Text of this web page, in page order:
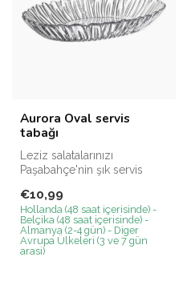
Aurora Oval servis
tabağı
Leziz salatalarınızı
Paşabahçe'nin şık servis
€10,99
Hollanda (48 saat içerisinde) -
Belçika (48 saat içerisinde) -
Almanya (2-4 gün) - Diger
Avrupa Ülkeleri (3 ve 7 gün
arasi)